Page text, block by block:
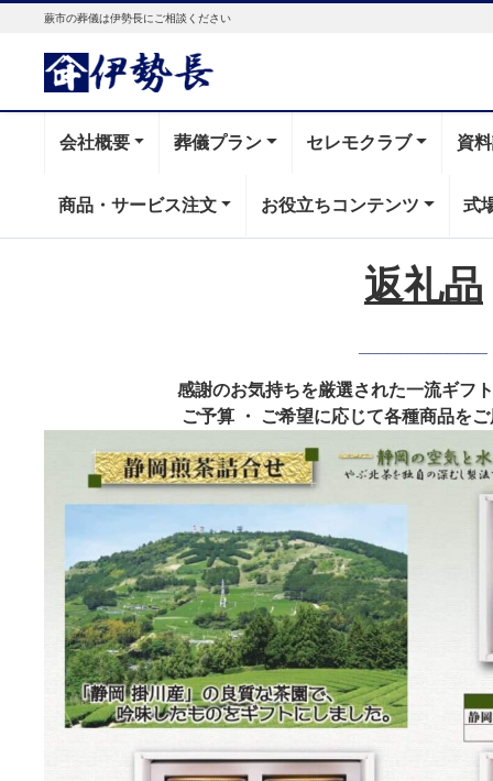
蕨市の葬儀は伊勢長にご相談ください
会社概要 葬儀プラン セレモクラブ 資
商品・サービス注文 お役立ちコンテンツ 式
返礼品
感謝のお気持ちを厳選された一流ギフ
ご予算 ・ ご希望に応じて各種商品を